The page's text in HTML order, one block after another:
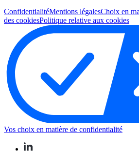
ConfidentialitéMentions légalesChoix en
des cookiesPolitique relative aux cookies
Vos choix en matière de confidentialité